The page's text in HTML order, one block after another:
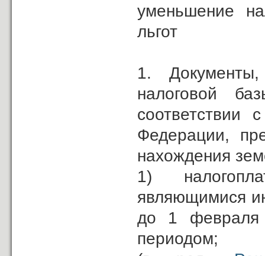
уменьшение
льгот
1.
налоговой
соответствии
Федерации,
нахождения
1)
являющимися
до 1 февраля
периодом;